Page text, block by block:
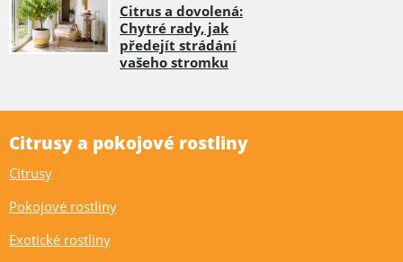
Citrus a dovolená:
Chytré rady, jak
předejít strádání
vašeho stromku
Citrusy a pokojové rostliny
Citrusy
Pokojové rostliny
Exotické rostliny